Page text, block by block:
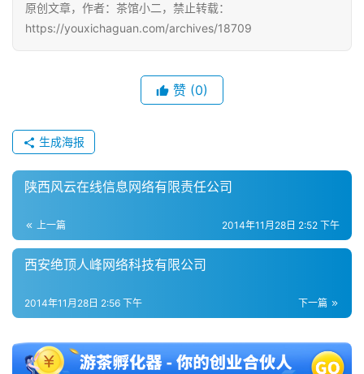
休
十
三
届
茶
奖
原创文章，作者：茶馆小二，禁止转载：
https://youxichaguan.com/archives/18709
赞 (0)
生成海报
陕西风云在线信息网络有限责任公司
上一篇 2014年11月28日 2:52 下午
西安绝顶人峰网络科技有限公司
下一篇
2014年11月28日 2:56 下午